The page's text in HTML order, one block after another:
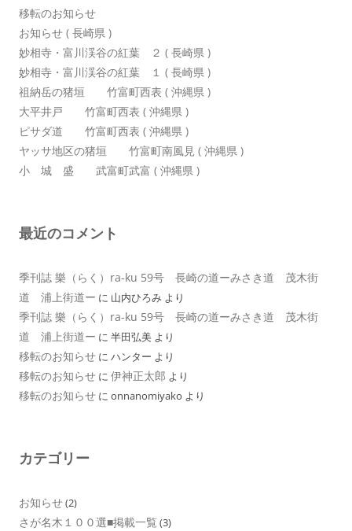
移転のお知らせ
お知らせ ( 長崎県 )
妙相寺・富川渓谷の紅葉 ２ ( 長崎県 )
妙相寺・富川渓谷の紅葉 １ ( 長崎県 )
祖納岳の猪垣 竹富町西表 ( 沖縄県 )
大平井戸 竹富町西表 ( 沖縄県 )
ピサダ道 竹富町西表 ( 沖縄県 )
ヤッサ地区の猪垣 竹富町南風見 ( 沖縄県 )
小 城 盛 武富町武富 ( 沖縄県 )
最近のコメント
季刊誌 樂（らく）ra-ku 59号 長崎の道ーみさき道 茂木街
道 浦上街道ー に 山内ひろみ より
季刊誌 樂（らく）ra-ku 59号 長崎の道ーみさき道 茂木街
道 浦上街道ー に 半田弘美 より
移転のお知らせ に ハンター より
移転のお知らせ に 伊神正太郎 より
移転のお知らせ に onnanomiyako より
カテゴリー
お知らせ(2)
さが名木１００選■掲載一覧 (3)